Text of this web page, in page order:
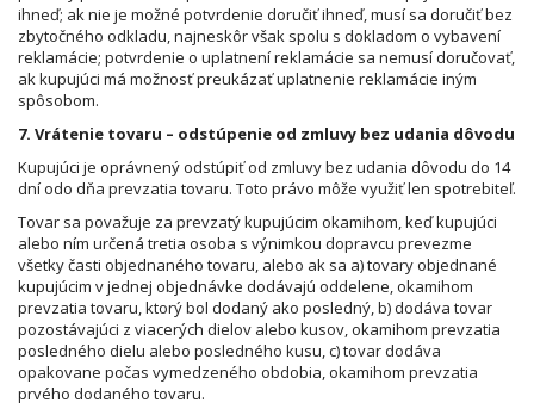
ihneď; ak nie je možné potvrdenie doručiť ihneď, musí sa doručiť bez
zbytočného odkladu, najneskôr však spolu s dokladom o vybavení
reklamácie; potvrdenie o uplatnení reklamácie sa nemusí doručovať,
ak kupujúci má možnosť preukázať uplatnenie reklamácie iným
spôsobom.
7. Vrátenie tovaru – odstúpenie od zmluvy bez udania dôvodu
Kupujúci je oprávnený odstúpiť od zmluvy bez udania dôvodu do 14
dní odo dňa prevzatia tovaru. Toto právo môže využiť len spotrebiteľ.
Tovar sa považuje za prevzatý kupujúcim okamihom, keď kupujúci
alebo ním určená tretia osoba s výnimkou dopravcu prevezme
všetky časti objednaného tovaru, alebo ak sa a) tovary objednané
kupujúcim v jednej objednávke dodávajú oddelene, okamihom
prevzatia tovaru, ktorý bol dodaný ako posledný, b) dodáva tovar
pozostávajúci z viacerých dielov alebo kusov, okamihom prevzatia
posledného dielu alebo posledného kusu, c) tovar dodáva
opakovane počas vymedzeného obdobia, okamihom prevzatia
prvého dodaného tovaru.